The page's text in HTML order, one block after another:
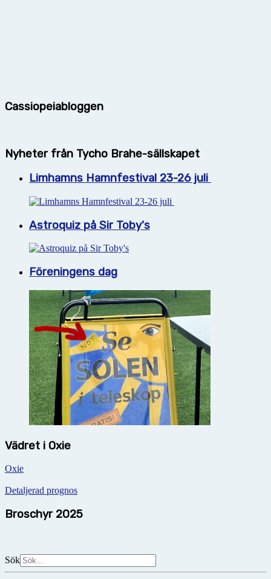
Cassiopeiabloggen
Nyheter från Tycho Brahe-sällskapet
Limhamns Hamnfestival 23-26 juli
Astroquiz på Sir Toby's
Föreningens dag
Vädret i Oxie
Oxie
Detaljerad prognos
Broschyr 2025
Sök